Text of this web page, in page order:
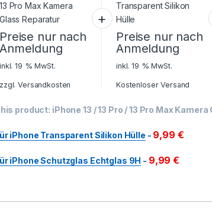
Preise nur nach
Anmeldung
inkl. 19 % MwSt.
zzgl.Versandkosten
Preise nur nach
Anmeldung
inkl. 19 % MwSt.
Kostenloser Versand
product: iPhone 13 / 13 Pro / 13 Pro Max
iPhone Transparent Silikon Hülle - 9,99 €
iPhone Schutzglas Echtglas 9H - 9,99€